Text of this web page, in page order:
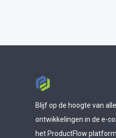
Blijf op de hoogte van
ontwikkelingen in de e-
het ProductFlow platform